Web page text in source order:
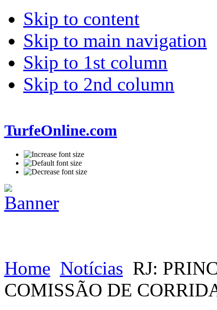
Skip to content
Skip to main navigation
Skip to 1st column
Skip to 2nd column
TurfeOnline.com
Home Notícias RJ:
COMISSÃO DE